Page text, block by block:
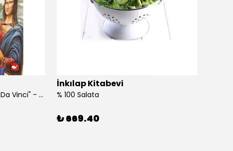
"Kim Kimdi? Serisi Leonardo Da Vinci" - Roberta Edwards
İnkılap Kitabevi
% 100 Salata
₺ 669.40